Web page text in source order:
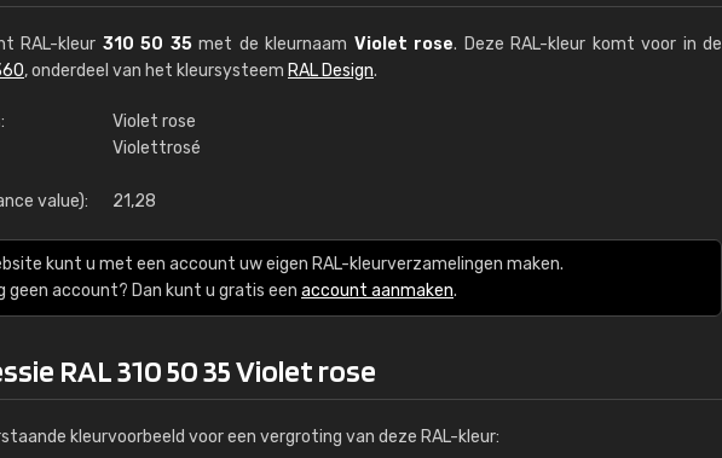
RAL-kleur 310 50 35met de kleurnaam Violet rose. Deze RAL-kleur komt voor in de
, onderdeel van het kleursysteem RAL Design.
Violet rose
Violettrosé
value): 21,28
kunt u met een account uw eigen RAL-kleurverzamelingen maken.
geen account? Dan kunt u gratis een account aanmaken.
RAL 310 50 35 Violet rose
kleurvoorbeeld voor een vergroting van deze RAL-kleur:
RAL K7 op waterbasis